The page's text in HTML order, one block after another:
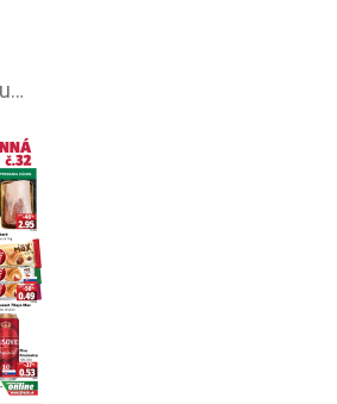
Kraj leták – aktuálna ponuka